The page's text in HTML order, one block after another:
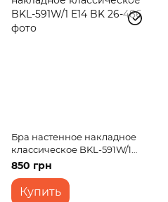
Бра настенное накладное
классическое BKL-591W/1
E14 BK
850 грн
Купить